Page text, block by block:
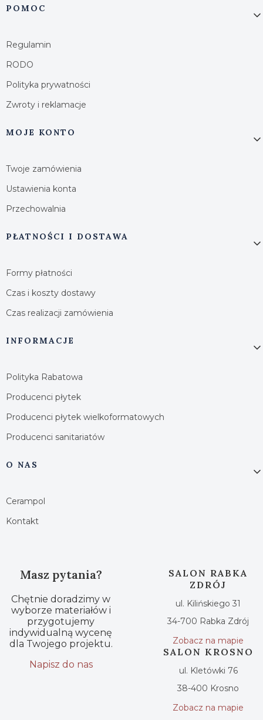
Linki w stopce
POMOC
Regulamin
RODO
Polityka prywatności
Zwroty i reklamacje
MOJE KONTO
Twoje zamówienia
Ustawienia konta
Przechowalnia
PŁATNOŚCI I DOSTAWA
Formy płatności
Czas i koszty dostawy
Czas realizacji zamówienia
INFORMACJE
Polityka Rabatowa
Producenci płytek
Producenci płytek wielkoformatowych
Producenci sanitariatów
O NAS
Cerampol
Kontakt
Masz pytania?
Chętnie doradzimy w
wyborze materiałów i
przygotujemy
indywidualną wycenę
dla Twojego projektu.
Napisz do nas
SALON RABKA
ZDRÓJ
ul. Kilińskiego 31
34-700 Rabka Zdrój
Zobacz na mapie
SALON KROSNO
ul. Kletówki 76
38-400 Krosno
Zobacz na mapie